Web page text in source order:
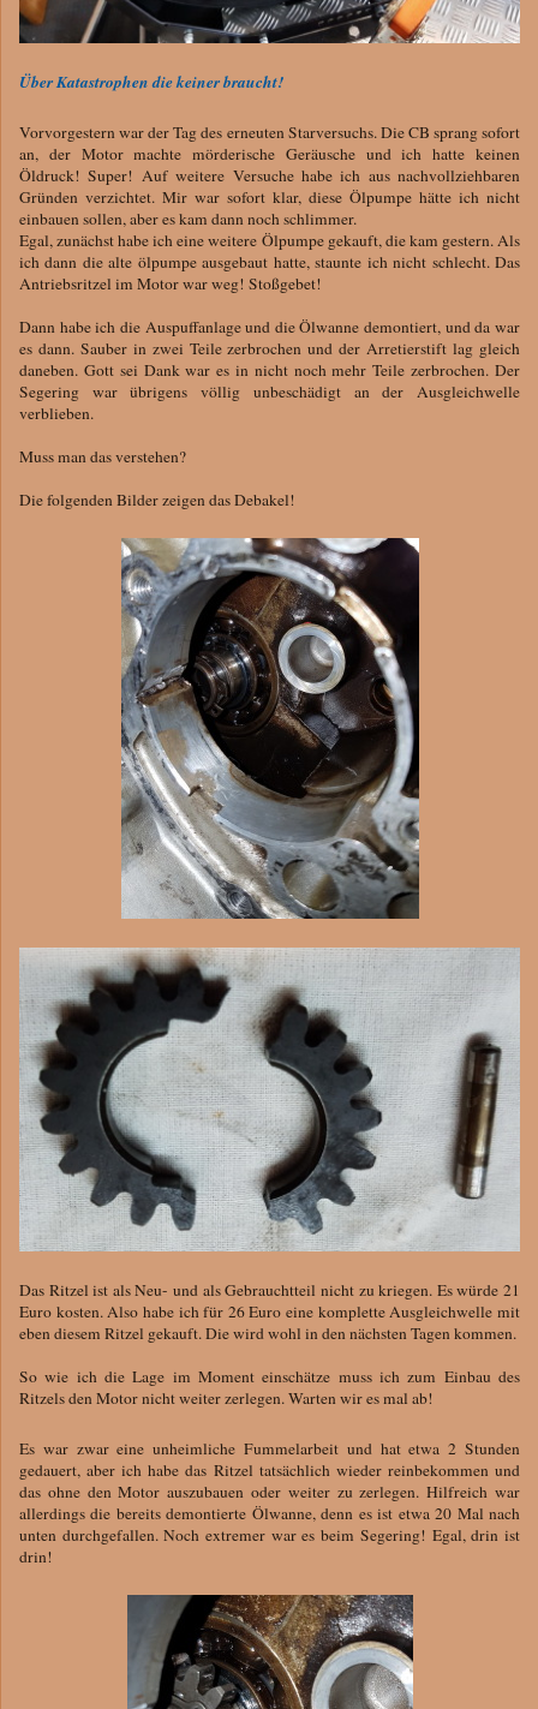
Über Katastrophen die keiner braucht!
Vorvorgestern war der Tag des erneuten Starversuchs. Die CB sprang sofort
an, der Motor machte mörderische Geräusche und ich hatte keinen
Öldruck! Super! Auf weitere Versuche habe ich aus nachvollziehbaren
Gründen verzichtet. Mir war sofort klar, diese Ölpumpe hätte ich nicht
einbauen sollen, aber es kam dann noch schlimmer.
Egal, zunächst habe ich eine weitere Ölpumpe gekauft, die kam gestern. Als
ich dann die alte ölpumpe ausgebaut hatte, staunte ich nicht schlecht. Das
Antriebsritzel im Motor war weg! Stoßgebet!
Dann habe ich die Auspuffanlage und die Ölwanne demontiert, und da war
es dann. Sauber in zwei Teile zerbrochen und der Arretierstift lag gleich
daneben. Gott sei Dank war es in nicht noch mehr Teile zerbrochen. Der
Segering war übrigens völlig unbeschädigt an der Ausgleichwelle
verblieben.
Muss man das verstehen?
Die folgenden Bilder zeigen das Debakel!
Das Ritzel ist als Neu- und als Gebrauchtteil nicht zu kriegen. Es würde 21
Euro kosten. Also habe ich für 26 Euro eine komplette Ausgleichwelle mit
eben diesem Ritzel gekauft. Die wird wohl in den nächsten Tagen kommen.
So wie ich die Lage im Moment einschätze muss ich zum Einbau des
Ritzels den Motor nicht weiter zerlegen. Warten wir es mal ab!
Es war zwar eine unheimliche Fummelarbeit und hat etwa 2 Stunden
gedauert, aber ich habe das Ritzel tatsächlich wieder reinbekommen und
das ohne den Motor auszubauen oder weiter zu zerlegen. Hilfreich war
allerdings die bereits demontierte Ölwanne, denn es ist etwa 20 Mal nach
unten durchgefallen. Noch extremer war es beim Segering! Egal, drin ist
drin!